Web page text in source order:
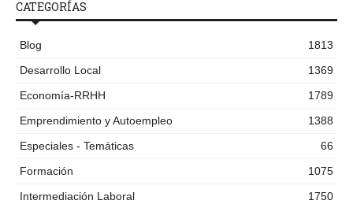
CATEGORÍAS
Blog
1813
Desarrollo Local
1369
Economía-RRHH
1789
Emprendimiento y Autoempleo
1388
Especiales - Temáticas
66
Formación
1075
Intermediación Laboral
1750